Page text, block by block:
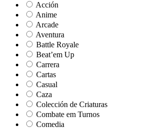
Acción
Anime
Arcade
Aventura
Battle Royale
Beat’em Up
Carrera
Cartas
Casual
Caza
Colección de Criaturas
Combate em Turnos
Comedia